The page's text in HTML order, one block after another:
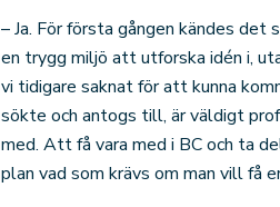
– Ja. För första gången kändes
en trygg miljö att utforska idén i,
vi tidigare saknat för att kunna
sökte och antogs till, är väldigt
med. Att få vara med i BC och ta
plan vad som krävs om man vill få